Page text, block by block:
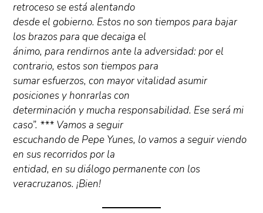
retroceso se está alentando
desde el gobierno. Estos no son tiempos para bajar
los brazos para que decaiga el
ánimo, para rendirnos ante la adversidad: por el
contrario, estos son tiempos para
sumar esfuerzos, con mayor vitalidad asumir
posiciones y honrarlas con
determinación y mucha responsabilidad. Ese será mi
caso”. *** Vamos a seguir
escuchando de Pepe Yunes, lo vamos a seguir viendo
en sus recorridos por la
entidad, en su diálogo permanente con los
veracruzanos. ¡Bien!